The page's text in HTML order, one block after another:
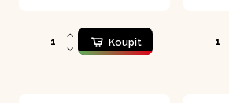
Koupit